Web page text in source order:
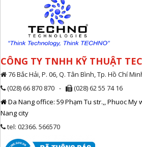
CÔNG TY TNHH KỸ THUẬT
76 Bắc Hải, P. 06, Q. Tân Bình, Tp. Hồ Chí
(028) 66 870 870 -
(028) 62 55 74 16
Da Nang office: 59 Phạm Tu str.,, Phuoc My
Nang city
tel: 02366. 566570